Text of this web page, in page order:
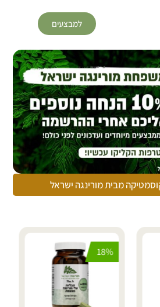
למבצעים
מבית מורינגה ישראל
18%